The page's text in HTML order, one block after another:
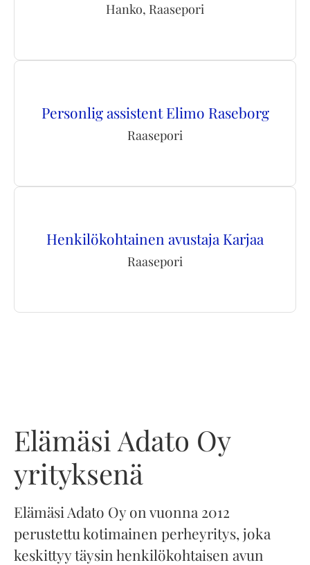
Hanko, Raasepori
Personlig assistent Elimo Raseborg
Raasepori
Henkilökohtainen avustaja Karjaa
Raasepori
Elämäsi Adato Oy
yrityksenä
Elämäsi Adato Oy on vuonna 2012
perustettu kotimainen perheyritys, joka
keskittyy täysin henkilökohtaisen avun